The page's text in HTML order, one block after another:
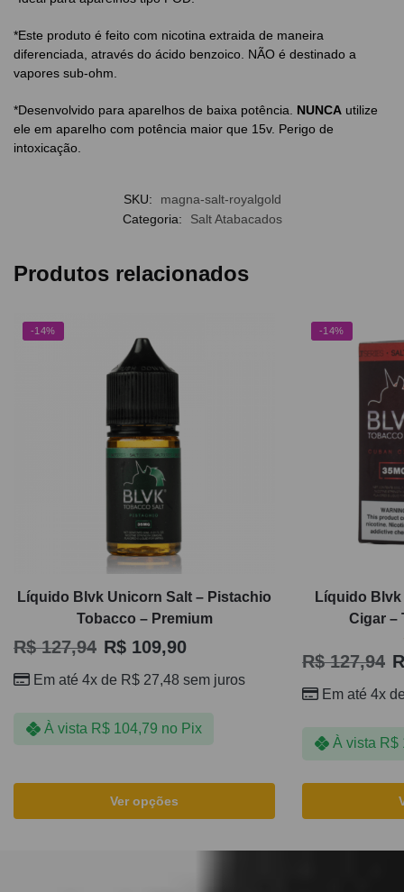
*Este produto é feito com nicotina extraida de maneira
diferenciada, através do ácido benzoico. NÃO é destinado a
vapores sub-ohm.
*Desenvolvido para aparelhos de baixa potência. NUNCA utilize
ele em aparelho com potência maior que 15v. Perigo de
intoxicação.
SKU:
magna-salt-royalgold
Categoria:
Salt Atabacados
Produtos relacionados
-14%
Líquido Blvk Unicorn Salt – Pistachio
Tobacco – Premium
R$127,94 R$ 109,90
Em até 4x de R$ 27,48 sem juros
À vista R$104,79 no Pix
Ver opções
-14%
Líquido
Cigar –
R$127,94
Em até 4x
À vista R$